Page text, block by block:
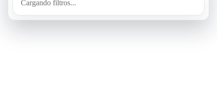
Cargando filtros...